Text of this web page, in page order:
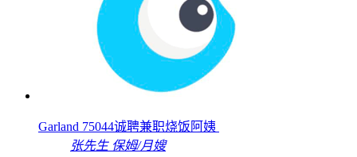
Garland 75044诚聘兼职烧饭阿姨
张先生 保姆/月嫂